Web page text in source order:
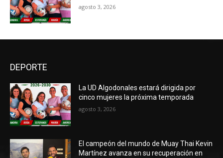
agosto 3, 2026
DEPORTE
La UD Algodonales estará dirigida por
cinco mujeres la próxima temporada
agosto 3, 2026
El campeón del mundo de Muay Thai Kevin
Martínez avanza en su recuperación en